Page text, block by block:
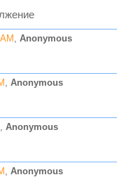
, Anonymous
, Anonymous
, Anonymous
, Anonymous